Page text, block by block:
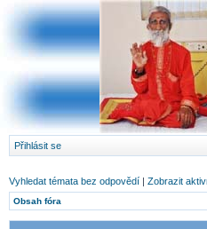
Přihlásit se
Vyhledat témata bez odpovědí | Zobrazit
Obsah fóra